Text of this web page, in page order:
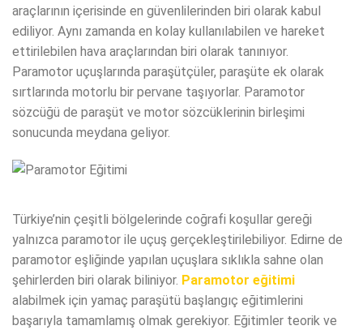
araçlarının içerisinde en güvenlilerinden biri olarak kabul
ediliyor. Aynı zamanda en kolay kullanılabilen ve hareket
ettirilebilen hava araçlarından biri olarak tanınıyor.
Paramotor uçuşlarında paraşütçüler, paraşüte ek olarak
sırtlarında motorlu bir pervane taşıyorlar. Paramotor
sözcüğü de paraşüt ve motor sözcüklerinin birleşimi
sonucunda meydana geliyor.
Türkiye’nin çeşitli bölgelerinde coğrafi koşullar gereği
yalnızca paramotor ile uçuş gerçekleştirilebiliyor. Edirne de
paramotor eşliğinde yapılan uçuşlara sıklıkla sahne olan
şehirlerden biri olarak biliniyor. Paramotor eğitimi
alabilmek için yamaç paraşütü başlangıç eğitimlerini
başarıyla tamamlamış olmak gerekiyor. Eğitimler teorik ve